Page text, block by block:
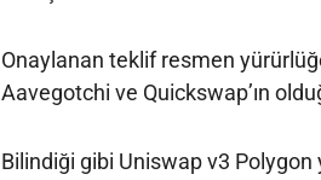
Onaylanan teklif resmen
Aavegotchi ve Quickswap’ın
Bilindiği gibi Uniswap v3